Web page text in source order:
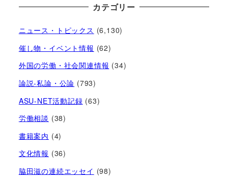
カテゴリー
ニュース・トピックス (6,130)
催し物・イベント情報 (62)
外国の労働・社会関連情報 (34)
論説-私論・公論 (793)
ASU-NET活動記録 (63)
労働相談 (38)
書籍案内 (4)
文化情報 (36)
脇田滋の連続エッセイ (98)